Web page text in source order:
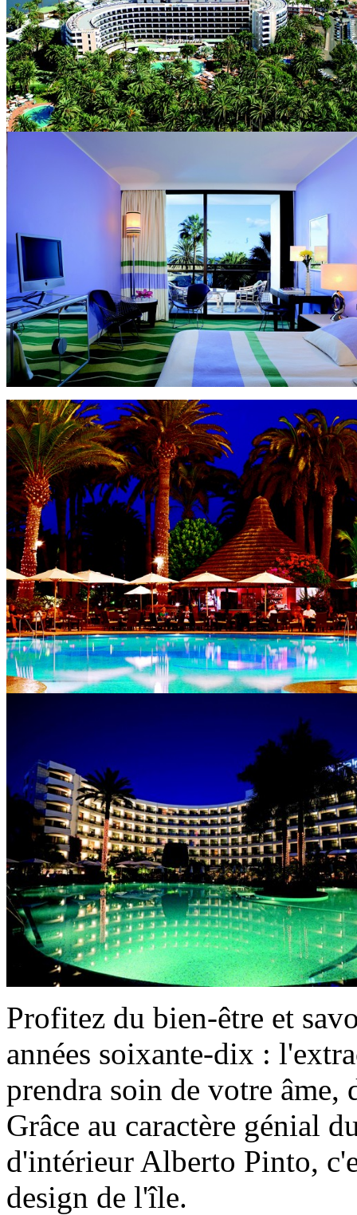
Profitez du bien-être et
années soixante-dix :
prendra soin de votre âme,
Grâce au caractère génial
d'intérieur Alberto Pinto,
design de l'île.